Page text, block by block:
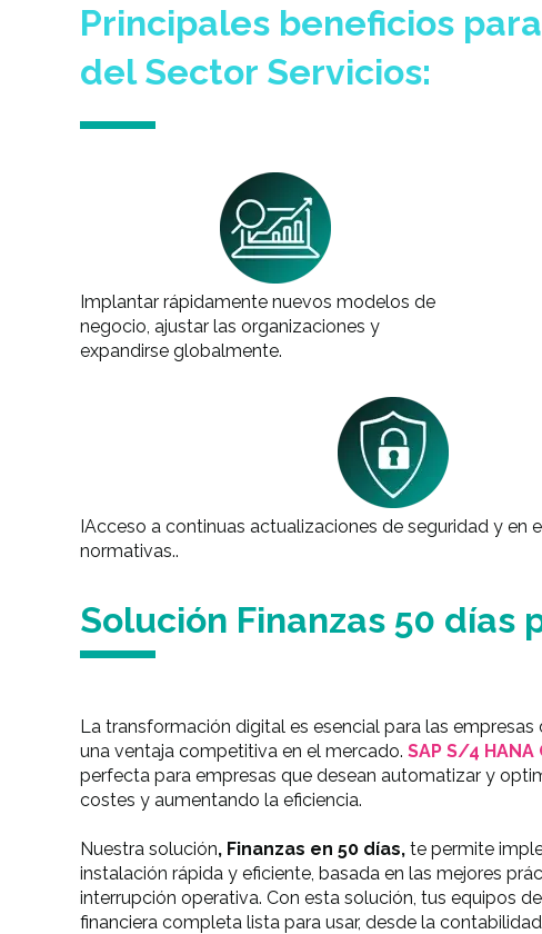
Principales beneficios
del Sector Servicios:
Implantar rápidamente nuevos modelos de
negocio, ajustar las organizaciones y
expandirse globalmente.
IAcceso a continuas actualizaciones de seguridad y en
normativas..
Solución Finanzas 50 días
La transformación digital es esencial para las
una ventaja competitiva en el mercado. SAP S/4
perfecta para empresas que desean automatizar y
costes y aumentando la eficiencia.
Nuestra solución, Finanzas en 50 días, te permite
instalación rápida y eficiente, basada en las mejores
interrupción operativa. Con esta solución, tus equipos
financiera completa lista para usar, desde la